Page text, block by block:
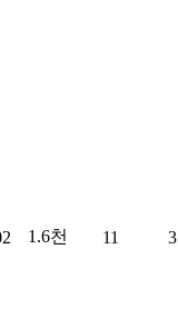
1.6천 11 3